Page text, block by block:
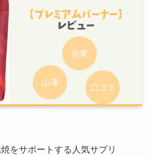
をサポートする人気サプリ